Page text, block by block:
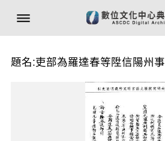
題名:吏部為羅達春等陞信陽州事